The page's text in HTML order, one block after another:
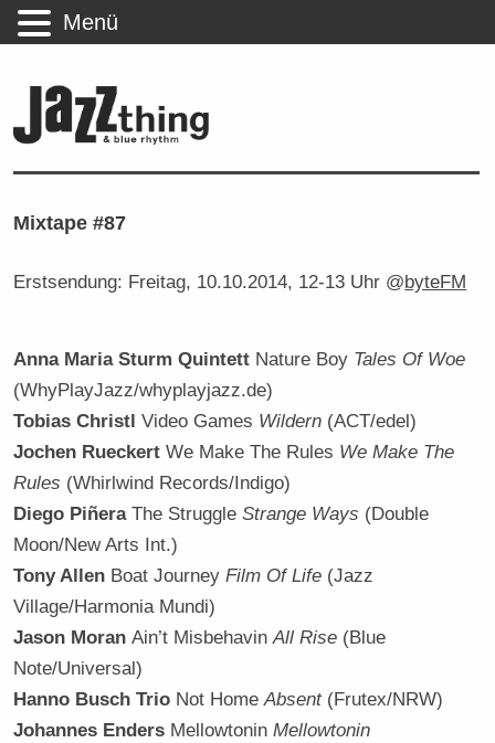
Mixtape #87
Erstsendung: Freitag, 10.10.2014, 12-13 Uhr @byteFM
Anna Maria Sturm Quintett Nature Boy Tales Of Woe
(WhyPlayJazz/whyplayjazz.de)
Tobias Christl Video Games Wildern (ACT/edel)
Jochen Rueckert We Make The Rules We Make The
Rules (Whirlwind Records/Indigo)
Diego PiñeraThe StruggleStrange Ways (Double
Moon/New Arts Int.)
Tony Allen Boat JourneyFilm Of Life (Jazz
Village/Harmonia Mundi)
Jason MoranAin’t MisbehavinAll Rise (Blue
Note/Universal)
Hanno Busch Trio Not HomeAbsent(Frutex/NRW)
Johannes Enders MellowtoninMellowtonin
Menü